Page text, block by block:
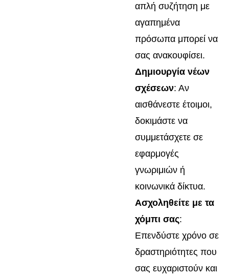
απλή συζήτηση με
αγαπημένα
πρόσωπα μπορεί να
σας ανακουφίσει.
Δημιουργία νέων
σχέσεων: Αν
αισθάνεστε έτοιμοι,
δοκιμάστε να
συμμετάσχετε σε
εφαρμογές
γνωριμιών ή
κοινωνικά δίκτυα.
Ασχοληθείτε με τα
χόμπι σας:
Επενδύστε χρόνο σε
δραστηριότητες που
σας ευχαριστούν και